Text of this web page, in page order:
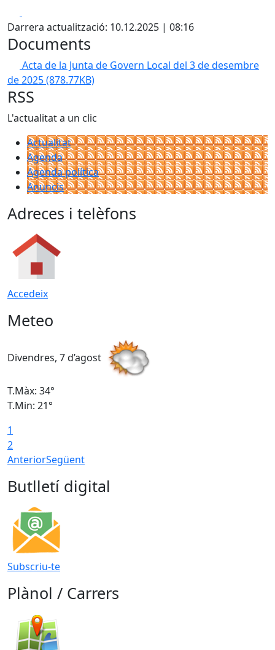
Darrera actualització: 10.12.2025 | 08:16
Documents
Acta de la Junta de Govern Local del 3 de desembre
de 2025(878.77KB)
RSS
L'actualitat a un clic
Actualitat
Agenda
Agenda política
Anuncis
Adreces i telèfons
Accedeix
Meteo
Divendres, 7 d’agost
T.Màx: 34°
T.Min: 21°
1
2
AnteriorSegüent
Butlletí digital
Subscriu-te
Plànol / Carrers